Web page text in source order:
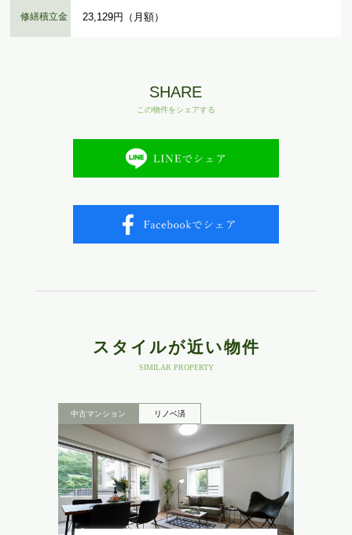
修繕積立金 23,129円（月額）
SHARE
この物件をシェアする
スタイルが近い物件
SIMILAR PROPERTY
中古マンション リノベ済